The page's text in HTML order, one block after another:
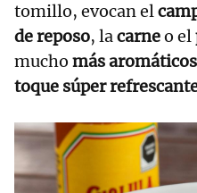
tomillo, evocan el
de reposo, lacarneo el
mucho más aromáticos
toque súper